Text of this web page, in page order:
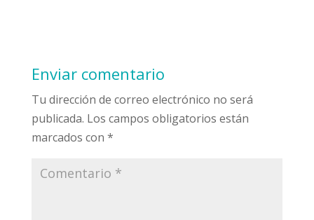
Enviar comentario
Tu dirección de correo electrónico no será
publicada. Los campos obligatorios están
marcados con *